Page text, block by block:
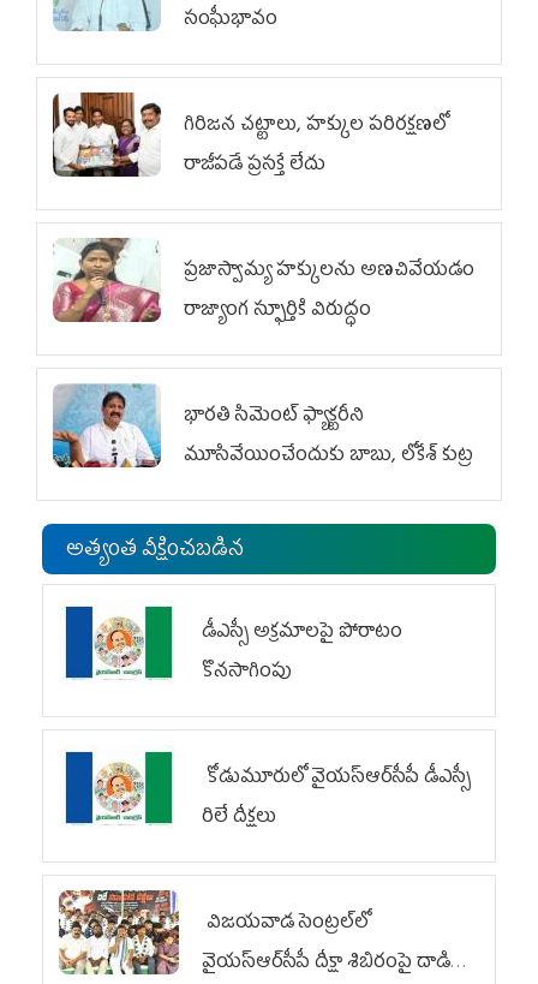
సంఘీభావం
గిరిజన చట్టాలు, హక్కుల పరిరక్షణలో
రాజీపడే ప్రసక్తే లేదు
ప్రజాస్వామ్య హక్కులను అణచివేయడం
రాజ్యాంగ స్ఫూర్తికి విరుద్ధం
భారతి సిమెంట్ ఫ్యాక్టరీని
మూసివేయించేందుకు బాబు, లోకేశ్ కుట్ర
అత్యంత వీక్షించబడిన
డీఎస్సీ అక్రమాలపై పోరాటం
కొనసాగింపు
కోడుమూరులో వైయ‌స్ఆర్‌సీపీ డీఎస్సీ
రిలే దీక్షలు
విజయవాడ సెంట్రల్‌లో
వైయ‌స్ఆర్‌సీపీ దీక్షా శిబిరంపై దాడి